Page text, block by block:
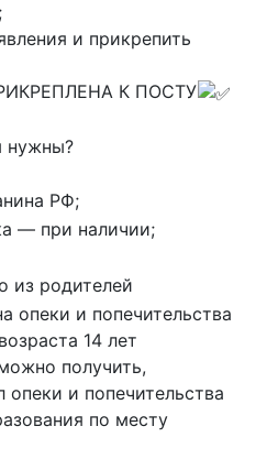
и прикрепить
К ПОСТУ
нужны?
РФ;
— при наличии;
из родителей
опеки и попечительства
14 лет
получить,
опеки и попечительства
по месту